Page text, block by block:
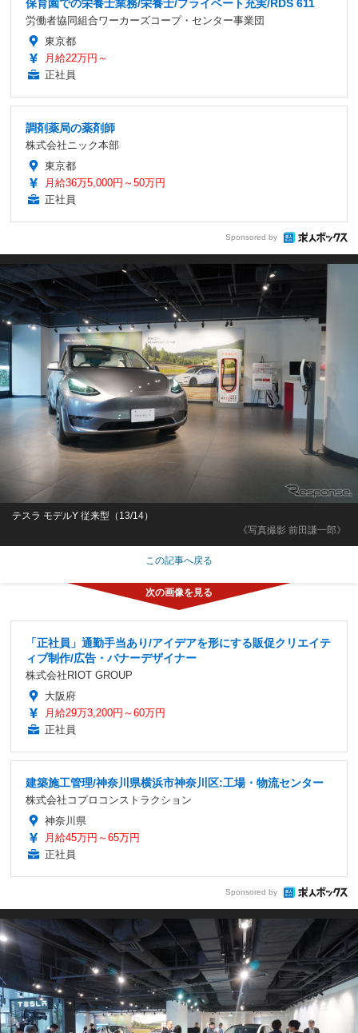
保育園での栄養士業務/栄養士/プライベート充実/RDS 611
労働者協同組合ワーカーズコープ・センター事業団
東京都
月給22万円～
正社員
調剤薬局の薬剤師
株式会社ニック本部
東京都
月給36万5,000円～50万円
正社員
Sponsored by
《写真撮影 前田謙一郎》
テスラ モデルY 従来型（13/14）
この記事へ戻る
「正社員」通勤手当あり/アイデアを形にする販促クリエイテ
ィブ制作/広告・バナーデザイナー
株式会社RIOT GROUP
大阪府
月給29万3,200円～60万円
正社員
建築施工管理/神奈川県横浜市神奈川区:工場・物流センター
株式会社コプロコンストラクション
神奈川県
月給45万円～65万円
正社員
Sponsored by